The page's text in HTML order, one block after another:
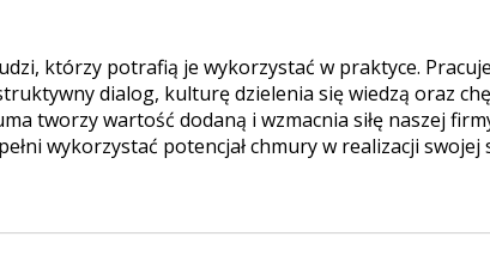
którzy potrafią je wykorzystać w praktyce.
dialog, kulturę dzielenia się wiedzą oraz
tworzy wartość dodaną i wzmacnia siłę naszej
wykorzystać potencjał chmury w realizacji